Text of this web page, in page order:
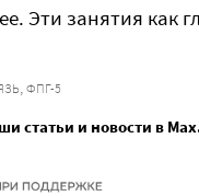
Эти занятия как
, ФПГ-5
статьи и новости в